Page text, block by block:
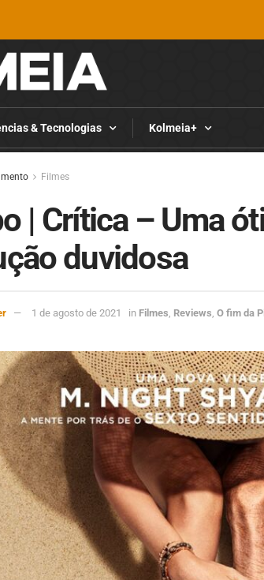
& Tecnologias Kolmeia+
Filmes
| Crítica – Uma
duvidosa
1 de agosto de 2021 in Filmes Reviews O fim da